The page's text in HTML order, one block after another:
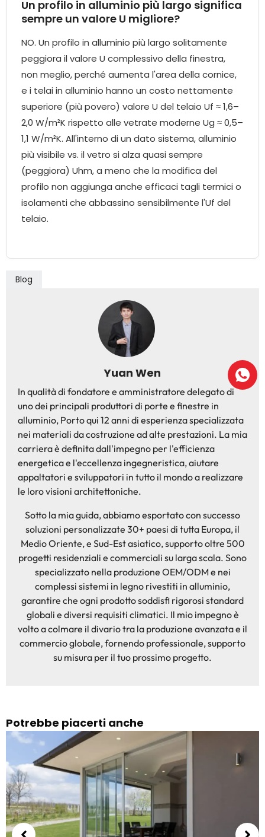
Un profilo in alluminio più largo significa
sempre un valore U migliore?
NO. Un profilo in alluminio più largo solitamente
peggiora il valore U complessivo della finestra,
non meglio, perché aumenta l'area della cornice,
e i telai in alluminio hanno un costo nettamente
superiore (più povero) valore U del telaio Uf ≈ 1,6–
2,0 W/m²K rispetto alle vetrate moderne Ug ≈ 0,5–
1,1 W/m²K. All'interno di un dato sistema, alluminio
più visibile vs. il vetro si alza quasi sempre
(peggiora) Uhm, a meno che la modifica del
profilo non aggiunga anche efficaci tagli termici o
isolamenti che abbassino sensibilmente l'Uf del
telaio.
Blog
Yuan Wen
In qualità di fondatore e amministratore delegato di
uno dei principali produttori di porte e finestre in
alluminio, Porto qui 12 anni di esperienza specializzata
nei materiali da costruzione ad alte prestazioni. La mia
carriera è definita dall'impegno per l'efficienza
energetica e l'eccellenza ingegneristica, aiutare
appaltatori e sviluppatori in tutto il mondo a realizzare
le loro visioni architettoniche.
Sotto la mia guida, abbiamo esportato con successo
soluzioni personalizzate 30+ paesi di tutta Europa, il
Medio Oriente, e Sud-Est asiatico, supporto oltre 500
progetti residenziali e commerciali su larga scala. Sono
specializzato nella produzione OEM/ODM e nei
complessi sistemi in legno rivestiti in alluminio,
garantire che ogni prodotto soddisfi rigorosi standard
globali e diversi requisiti climatici. Il mio impegno è
volto a colmare il divario tra la produzione avanzata e il
commercio globale, fornendo professionale, supporto
su misura per il tuo prossimo progetto.
Potrebbe piacerti anche